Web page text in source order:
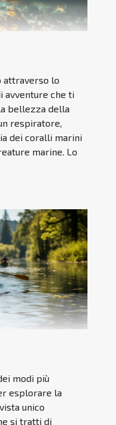
attraverso lo
avventure che ti
bellezza della
respiratore,
dei coralli marini
marine. Lo
modi più
esplorare la
unico
si tratti di